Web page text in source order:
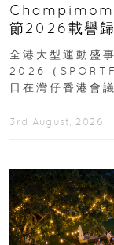
Champimom
節2026載譽
動、街舞比賽
全港大型運動盛
2026（
日在灣仔香港會
3rd August, 2026 ｜